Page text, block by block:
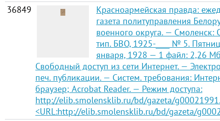
36849
Красноармейская правда:
газета политуправления
военного округа. — Смоленск:
тип. БВО, 1925-____ № 5.
января, 1928 — 1 файл: 2,26
Свободный доступ из сети Интернет. —
печ. публикации. — Систем. требования:
браузер; Acrobat Reader. — Режим доступа:
http://elib.smolensklib.ru/bd/gazeta/
<URL:http://elib.smolensklib.ru/bd/gazeta/